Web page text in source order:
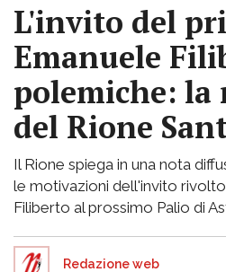
L'invito del
Emanuele
polemiche: la
del Rione
Il Rione spiega in una nota
le motivazioni dell'invito
Filiberto al prossimo Palio di
Redazione web